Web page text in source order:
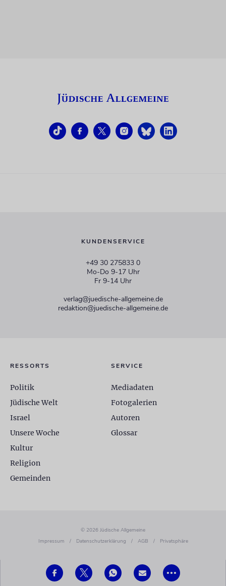
•••
KUNDENSERVICE
+49 30 275833 0
Mo-Do 9-17 Uhr
Fr 9-14 Uhr
verlag@juedische-allgemeine.de
redaktion@juedische-allgemeine.de
RESSORTS
Politik
Jüdische Welt
Israel
Unsere Woche
Kultur
Religion
Gemeinden
SERVICE
Mediadaten
Fotogalerien
Autoren
Glossar
© 2026 Jüdische Allgemeine
Impressum
/ Datenschutzerklärung / AGB / Privatsphäre